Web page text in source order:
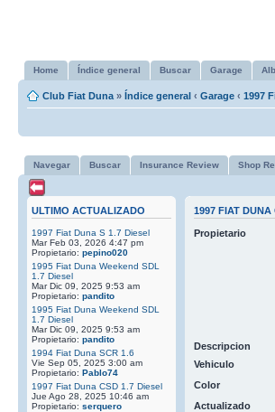
Home Índice general Buscar Garage
Club Fiat Duna » Índice general ‹ Garage ‹ 1997
Navegar Buscar Insurance Review Shop
ULTIMO ACTUALIZADO
1997 Fiat Duna S 1.7 Diesel
Mar Feb 03, 2026 4:47 pm
Propietario: pepino020
1995 Fiat Duna Weekend SDL
1.7 Diesel
Mar Dic 09, 2025 9:53 am
Propietario: pandito
1995 Fiat Duna Weekend SDL
1.7 Diesel
Mar Dic 09, 2025 9:53 am
Propietario: pandito
1994 Fiat Duna SCR 1.6
Vie Sep 05, 2025 3:00 am
Propietario: Pablo74
1997 Fiat Duna CSD 1.7 Diesel
Jue Ago 28, 2025 10:46 am
Propietario: serquero
1997 FIAT DUNA
Propietario
Descripcion
Vehiculo
Color
Actualizado